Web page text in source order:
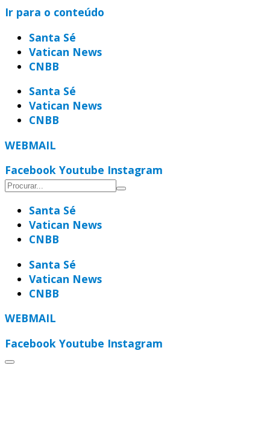
Ir para o conteúdo
Santa Sé
Vatican News
CNBB
Santa Sé
Vatican News
CNBB
WEBMAIL
Facebook Youtube Instagram
Santa Sé
Vatican News
CNBB
Santa Sé
Vatican News
CNBB
WEBMAIL
Facebook Youtube Instagram